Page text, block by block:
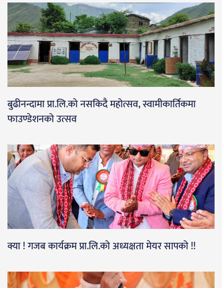
बुढीनन्दामा प्रा.लि.को नसकिदै महोत्सव, स्वामीकार्तिकमा
फाउण्डेशनको उत्सव
क्या ! गजब कार्यक्रम प्रा.लि.को अध्यक्षता मेयर सापको !!